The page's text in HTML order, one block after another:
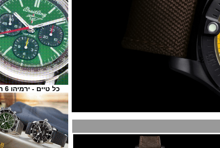
כל טיים - ירמיהו 6 ת"א